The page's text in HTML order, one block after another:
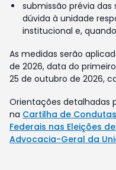
submissão prévia
dúvida à unidade
institucional e,
As medidas serão
de 2026, data do
25 de outubro de 2026,
Orientações detalhadas
na Cartilha de
Federais nas Eleições
Advocacia-Geral da